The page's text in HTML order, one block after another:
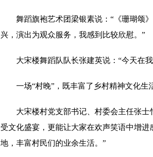
舞蹈旗袍艺术团梁银素说：“《珊瑚颂
兴，演出为观众服务，我感到比较欣慰。”
大宋楼舞蹈队队长张建英说：“今天在
一场“村晚”，既丰富了乡村精神文化生
大宋楼村党支部书记、村委会主任张
受文化盛宴，更能让大家在欢声笑语中增
地，丰富村民们的业余生活。”